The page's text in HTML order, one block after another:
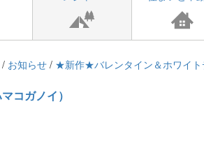
/ お知らせ / ★新作★バレンタイン＆ホワイト
マコガノイ）